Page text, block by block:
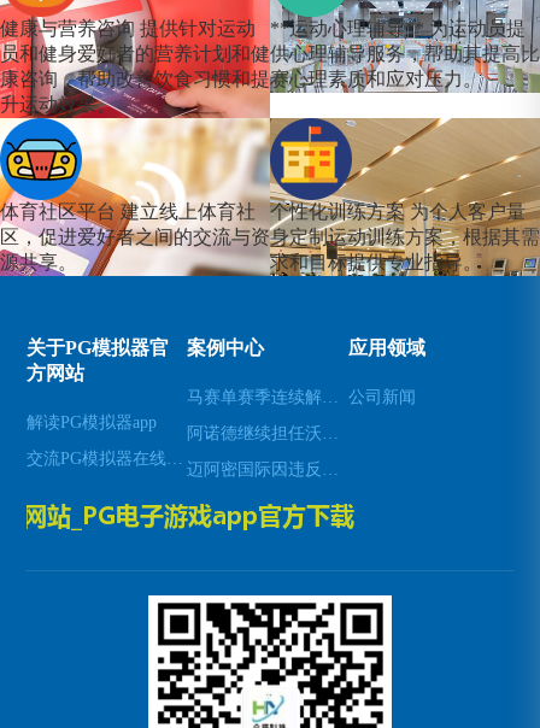
健康与营养咨询 提供针对运动
员和健身爱好者的营养计划和健
康咨询，帮助改善饮食习惯和提
升运动效果。
体育社区平台 建立线上体育社
区，促进爱好者之间的交流与资
源共享。
**运动心理辅导** 为运动员提
供心理辅导服务，帮助其提高比
赛心理素质和应对压力。
个性化训练方案 为个人客户量
身定制运动训练方案，根据其需
求和目标提供专业指导。
关于PG模拟器官
方网站
解读PG模拟器app
交流PG模拟器在线试玩
案例中心
马赛单赛季连续解雇两名主帅的背后原因与影响分析
阿诺德继续担任沃尔夫斯堡中场队长 展现领导力与稳定性
迈阿密国际因违反大联盟薪资帽规定被罚款创纪录的两百万美元
应用领域
公司新闻